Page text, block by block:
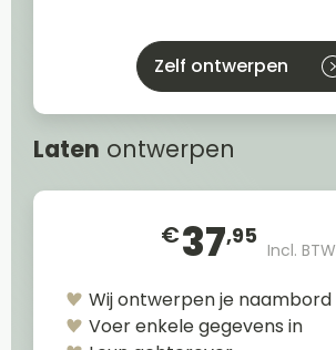
Zelf ontwerpen
Laten ontwerpen
€37,95
Incl. BTW
Wij ontwerpen je naambord
Voer enkele gegevens in